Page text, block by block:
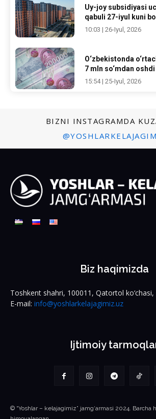
Uy-joy subsidiyasi
qabuli 27-iyul kuni
10:03 | 26-Iyul, 2026
O‘zbekistonda
7 mln so‘mdan oshdi
15:54 | 25-Iyul, 2026
BIZNI INSTAGRAMDA
Biz haqimizda
Toshkent shahri, 100011, Qatortol ko‘chasi,
E-mail: info@yoshlarkelajagimiz.uz
Ijtimoiy
© “Yoshlar – kelajagimiz” jamg‘armasi 2024. Barcha